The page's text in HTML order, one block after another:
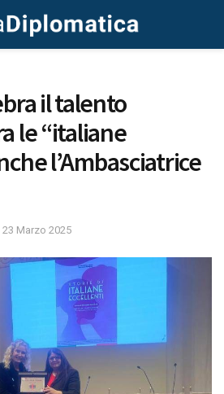
il talento
le “italiane
l’Ambasciatrice
23 Marzo 2025